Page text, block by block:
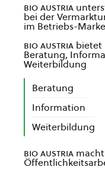
bio austria
bei der
im Betriebs-
bio austria bietet
Beratung,
Weiterbildung
Beratung
Information
Weiterbildung
bio austria